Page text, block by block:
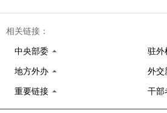
相关链接：
中央部委 驻外
地方外办 外交
重要链接 干部